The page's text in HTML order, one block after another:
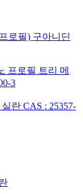
로필) 구아니딘
프로필 트리 메
3
란 CAS : 25357-